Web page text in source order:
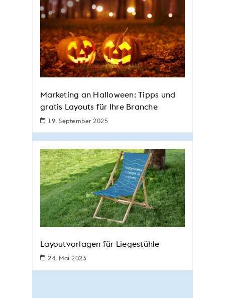
Marketing an Halloween: Tipps und
gratis Layouts für Ihre Branche
19. September 2025
Layoutvorlagen für Liegestühle
24. Mai 2023